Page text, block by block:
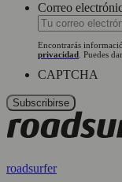
Correo
Encontrarás
privacidad . Puedes
CAPTCHA
roadsurfer